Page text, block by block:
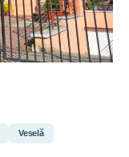
Veselă